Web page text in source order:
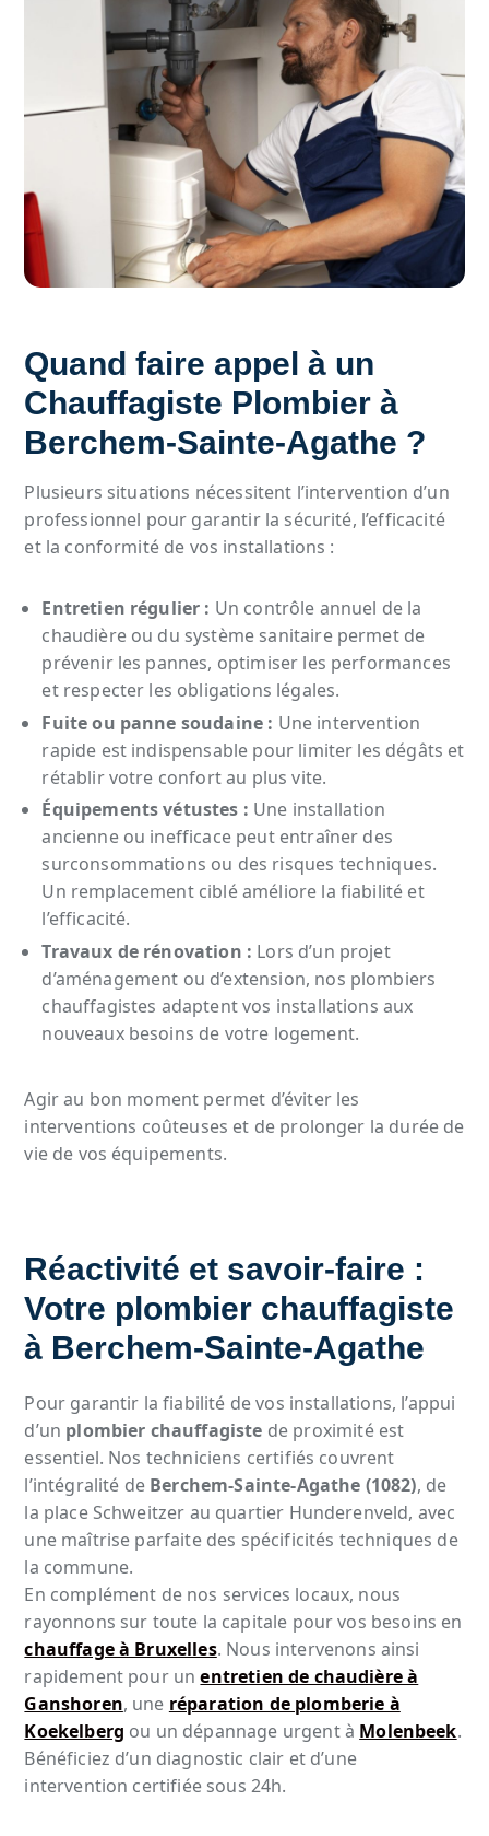
Quand faire appel à un
Chauffagiste Plombier à
Berchem-Sainte-Agathe ?
Plusieurs situations nécessitent l’intervention d’un
professionnel pour garantir la sécurité, l’efficacité
et la conformité de vos installations :
Entretien régulier : Un contrôle annuel de la
chaudière ou du système sanitaire permet de
prévenir les pannes, optimiser les performances
et respecter les obligations légales.
Fuite ou panne soudaine : Une intervention
rapide est indispensable pour limiter les dégâts et
rétablir votre confort au plus vite.
Équipements vétustes : Une installation
ancienne ou inefficace peut entraîner des
surconsommations ou des risques techniques.
Un remplacement ciblé améliore la fiabilité et
l’efficacité.
Travaux de rénovation : Lors d’un projet
d’aménagement ou d’extension, nos plombiers
chauffagistes adaptent vos installations aux
nouveaux besoins de votre logement.
Agir au bon moment permet d’éviter les
interventions coûteuses et de prolonger la durée de
vie de vos équipements.
Réactivité et savoir-faire :
Votre plombier chauffagiste
à Berchem-Sainte-Agathe
Pour garantir la fiabilité de vos installations, l’appui
d’un plombier chauffagiste de proximité est
essentiel. Nos techniciens certifiés couvrent
l’intégralité de Berchem-Sainte-Agathe (1082), de
la place Schweitzer au quartier Hunderenveld, avec
une maîtrise parfaite des spécificités techniques de
la commune.
En complément de nos services locaux, nous
rayonnons sur toute la capitale pour vos besoins en
chauffage à Bruxelles. Nous intervenons ainsi
rapidement pour unentretien de chaudière à
Ganshoren, une réparation de plomberie à
Koekelberg ou un dépannage urgent à Molenbeek.
Bénéficiez d’un diagnostic clair et d’une
intervention certifiée sous 24h.